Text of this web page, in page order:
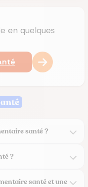
en quelques
santé ?
?
santé et une